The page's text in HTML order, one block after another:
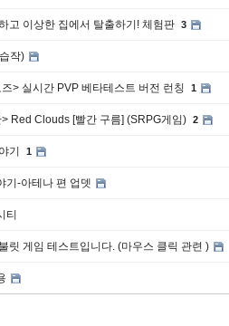
고 이상한 집에서 탈출하기! 체험판 3
작)
> 실시간 PVP 베타테스트 버전 런칭 1
Red Clouds [빨간 구름] (SRPG게임) 2
기 1
기-아테나 편 업뎃
티
릿 게임 테스트입니다. (마우스 클릭 관련 )